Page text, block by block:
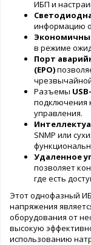
ИБП и
информацию о
в режиме
Порт
(EPO)
Разъемы
подключения
управления.
SNMP или
Удаленное
позволяет
где есть
Этот однофазный
напряжения
оборудования от
высокую
использованию